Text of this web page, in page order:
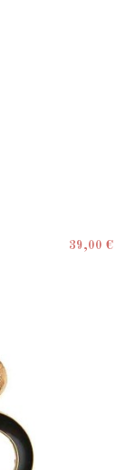
39,00 €